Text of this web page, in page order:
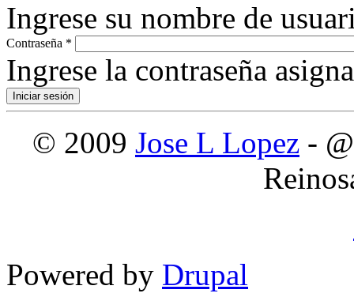
Ingrese su nombre de
Contraseña *
Ingrese la contraseña
© 2009 Jose L Lopez -
Powered by Drupal